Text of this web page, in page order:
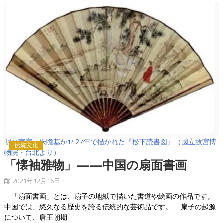
明の宣宗・朱瞻基が1427年で描かれた『松下読書図』（國立故宮博
物院・台北より）
伝統文化
「懐袖雅物」——中国の扇面書画
2021年12月16日
「扇面書画」とは、扇子の地紙で描いた書道や絵画の作品です。
中国では、悠久なる歴史を誇る伝統的な芸術品です。 扇子の起源
について、唐王朝期